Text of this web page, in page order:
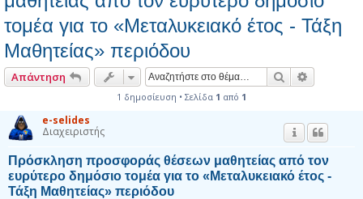
τομέα για το «Μεταλυκειακό έτος - Τάξη
Μαθητείας» περιόδου
Απάντηση Αναζήτηση
1 δημοσίευση • Σελίδα 1 από 1
e-selides
Διαχειριστής
Πρόσκληση προσφοράς θέσεων μαθητείας από τον
ευρύτερο δημόσιο τομέα για το «Μεταλυκειακό έτος -
Τάξη Μαθητείας» περιόδου